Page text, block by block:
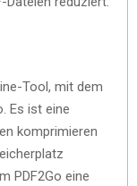
Tool, mit dem
Es ist eine
komprimieren
PDF2Go eine